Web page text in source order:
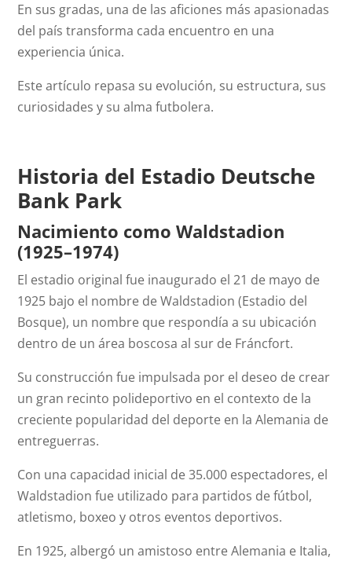
En sus gradas, una de las aficiones más apasionadas
del país transforma cada encuentro en una
experiencia única.
Este artículo repasa su evolución, su estructura, sus
curiosidades y su alma futbolera.
Historia del Estadio Deutsche
Bank Park
Nacimiento como Waldstadion
(1925–1974)
El estadio original fue inaugurado el 21 de mayo de
1925 bajo el nombre de Waldstadion (Estadio del
Bosque), un nombre que respondía a su ubicación
dentro de un área boscosa al sur de Fráncfort.
Su construcción fue impulsada por el deseo de crear
un gran recinto polideportivo en el contexto de la
creciente popularidad del deporte en la Alemania de
entreguerras.
Con una capacidad inicial de 35.000 espectadores, el
Waldstadion fue utilizado para partidos de fútbol,
atletismo, boxeo y otros eventos deportivos.
En 1925, albergó un amistoso entre Alemania e Italia,